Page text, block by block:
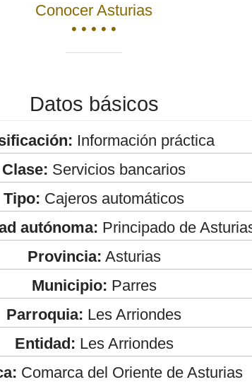
Conocer Asturias
• • • • •
Datos básicos
Información práctica
Clase: Servicios bancarios
Tipo: Cajeros automáticos
autónoma: Principado de
Provincia: Asturias
Municipio: Parres
Parroquia: Les Arriondes
Entidad: Les Arriondes
Comarca del Oriente de Asturias